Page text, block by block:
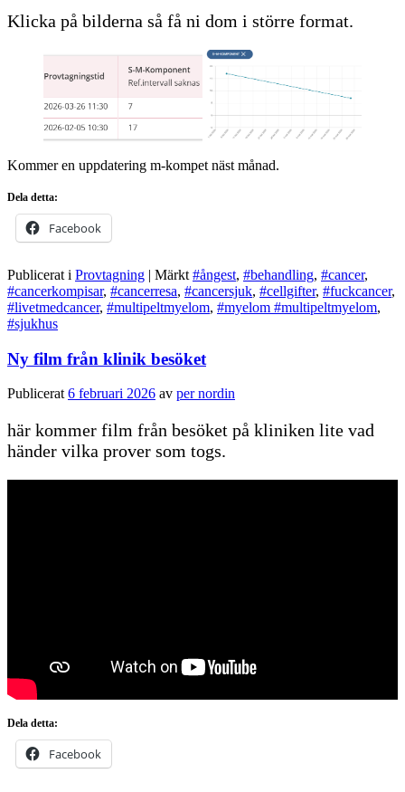
Klicka på bilderna så få ni dom i större format.
Kommer en uppdatering m-kompet näst månad.
Dela detta:
Facebook
Publicerat i Provtagning | Märkt #ångest, #behandling, #cancer,
#cancerkompisar, #cancerresa, #cancersjuk, #cellgifter, #fuckcancer,
#livetmedcancer, #multipeltmyelom, #myelom #multipeltmyelom,
#sjukhus
Ny film från klinik besöket
Publicerat 6 februari 2026 av per nordin
här kommer film från besöket på kliniken lite vad
händer vilka prover som togs.
Dela detta:
Facebook